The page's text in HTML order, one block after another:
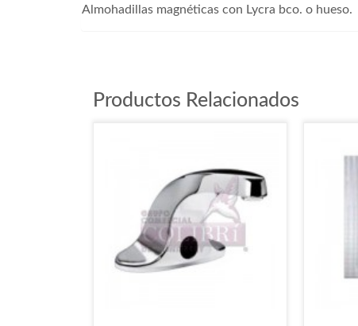
Almohadillas magnéticas con Lycra bco. o hueso.
Productos Relacionados